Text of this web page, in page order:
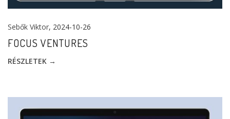
Sebők Viktor, 2024-10-26
FOCUS VENTURES
RÉSZLETEK →